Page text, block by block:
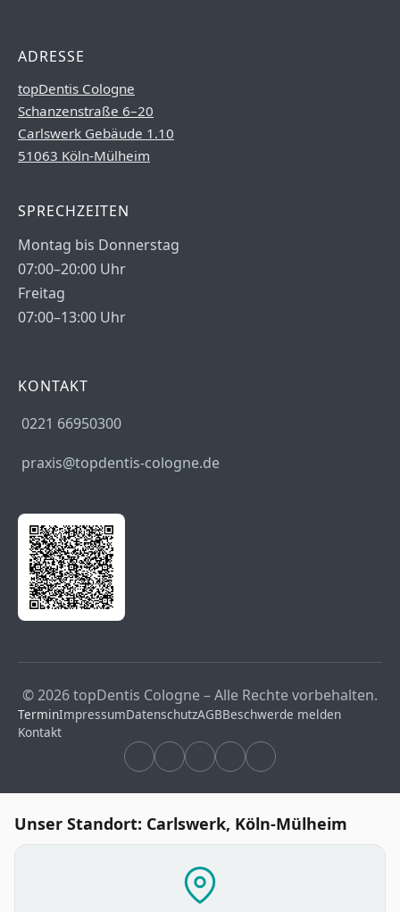
ADRESSE
topDentis Cologne
Schanzenstraße 6–20
Carlswerk Gebäude 1.10
51063 Köln-Mülheim
SPRECHZEITEN
Montag bis Donnerstag
07:00–20:00 Uhr
Freitag
07:00–13:00 Uhr
KONTAKT
0221 66950300
praxis@topdentis-cologne.de
© 2026 topDentis Cologne – Alle Rechte vorbehalten.
TerminImpressumDatenschutzAGBBeschwerde melden
Kontakt
Unser Standort: Carlswerk, Köln-Mülheim